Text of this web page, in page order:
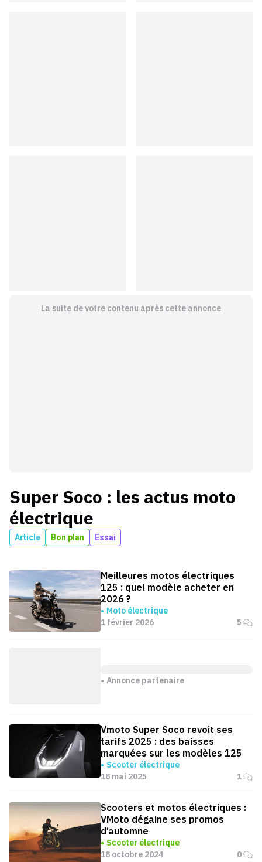
La suite de votre contenu après cette annonce
Super Soco : les actus moto
électrique
Article Bon plan Essai
Meilleures motos électriques
125 : quel modèle acheter en
2026 ?
Moto électrique
1 février 2026
5
Annonce partenaire
Vmoto Super Soco revoit ses
tarifs 2025 : des baisses
marquées sur les modèles 125
Scooter électrique
18 mai 2025
1
Scooters et motos électriques :
VMoto dégaine ses promos
d’automne
Scooter électrique
18 octobre 2024
0